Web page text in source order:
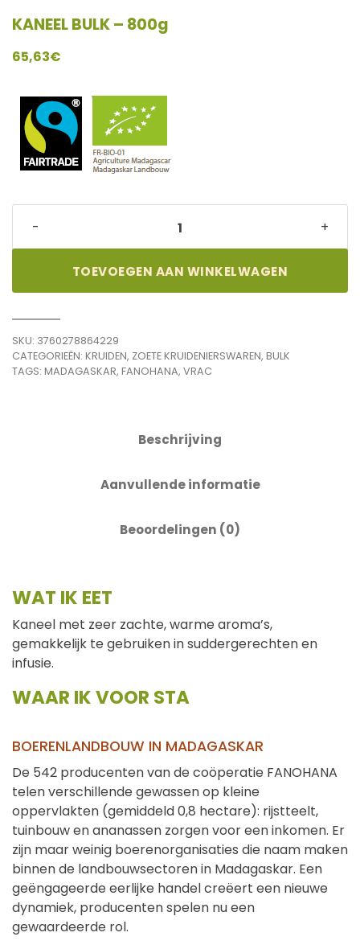
KANEEL BULK – 800g
65,63€
BULK
-
quantity
- +
TOEVOEGEN AAN WINKELWAGEN
SKU: 3760278864229
CATEGORIEËN: KRUIDEN, ZOETE KRUIDENIERSWAREN, BULK
TAGS: MADAGASKAR, FANOHANA, VRAC
Beschrijving
Aanvullende informatie
Beoordelingen (0)
WAT IK EET
Kaneel met zeer zachte, warme aroma’s,
gemakkelijk te gebruiken in suddergerechten en
infusie.
WAAR IK VOOR STA
BOERENLANDBOUW IN MADAGASKAR
De 542 producenten van de coöperatie FANOHANA
telen verschillende gewassen op kleine
oppervlakten (gemiddeld 0,8 hectare): rijstteelt,
tuinbouw en ananassen zorgen voor een inkomen. Er
zijn maar weinig boerenorganisaties die naam maken
binnen de landbouwsectoren in Madagaskar. Een
geëngageerde eerlijke handel creëert een nieuwe
dynamiek, producenten spelen nu een
gewaardeerde rol.